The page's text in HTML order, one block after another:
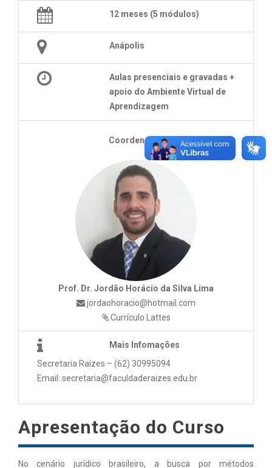
12 meses (5 módulos)
Anápolis
Aulas presenciais e gravadas +
apoio do Ambiente Virtual de
Aprendizagem
Coordenador
Prof. Dr. Jordão Horácio da Silva Lima
jordaohoracio@hotmail.com
Currículo Lattes
Mais Infomações
Secretaria Raízes – (62) 30995094
Email: secretaria@faculdaderaizes.edu.br
Apresentação do Curso
No cenário jurídico brasileiro, a busca por métodos